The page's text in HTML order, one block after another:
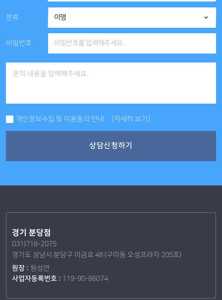
분류
비밀번호
개인정보수집 및 이용동의 안내 [자세히 보기]
상담신청하기
경기 분당점
031)718-2075
경기도 성남시 분당구 미금로 48 (구미동 오성프라자 205호)
원장 : 원성연
사업자등록번호 : 119-90-86074